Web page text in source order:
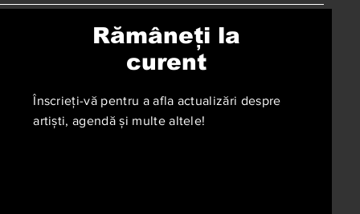
Rămâneți la
curent
Înscrieți-vă pentru a afla actualizări despre
artiști, agendă și multe altele!